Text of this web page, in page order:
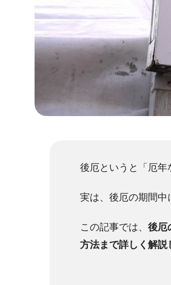
後厄というと「厄年
実は、後厄の期間中
この記事では、 後厄
方法まで詳しく解説